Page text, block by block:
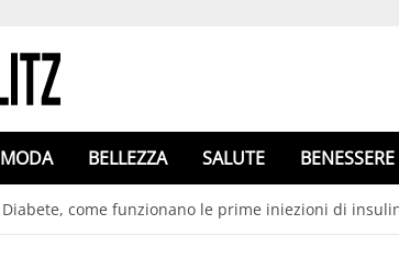
MODA BELLEZZA SALUTE BENESSERE
Diabete, come funzionano le prime iniezioni di